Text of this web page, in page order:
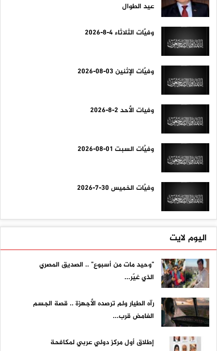
عيد الطوال
وفيَّات الثلاثاء 4-8-2026
وفيَّات الإثنين 03-08-2026
وفيات الأحد 2-8-2026
وفيَّات السبت 01-08-2026
وفيَّات الخميس 30-7-2026
اليوم لايت
"وحيد مات من أسبوع" .. الصديق المصري
الذي غيّر...
رآه الطيار ولم ترصده الأجهزة .. قصة الجسم
الغامض قرب...
إطلاق أول مركز دولي عربي لمكافحة